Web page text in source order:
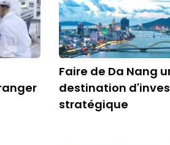
Faire de Da Nang
destination
stratégique